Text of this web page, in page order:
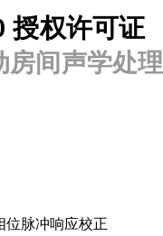
授权许可证
间声学处理
位脉冲响应校正